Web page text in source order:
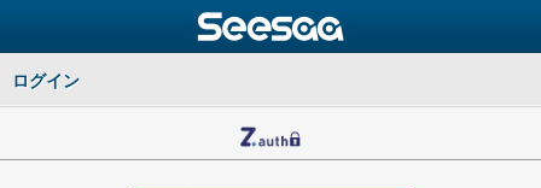
ログイン